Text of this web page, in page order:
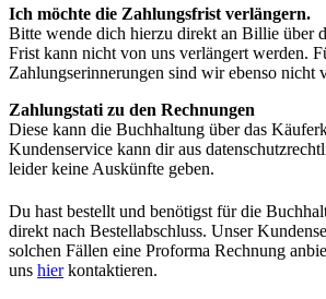
Ich möchte die Zahlungsfrist verlängern.
Bitte wende dich hierzu direkt an Billie über
Frist kann nicht von uns verlängert werden.
Zahlungserinnerungen sind wir ebenso nicht
Zahlungstati zu den Rechnungen
Diese kann die Buchhaltung über das
Kundenservice kann dir aus
leider keine Auskünfte geben.
Du hast bestellt und benötigst für die
direkt nach Bestellabschluss. Unser
solchen Fällen eine Proforma Rechnung
uns hierkontaktieren.